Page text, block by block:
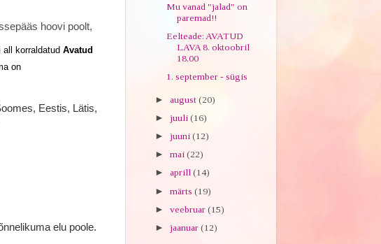
hoovi poolt,
all korraldatud Avatud
on
Eestis, Lätis,
elu poole.
Mu vanad "jalad" on
paremad!!
Eelteade: AVATUD
LAVA 8. oktoobril
18.00
1. september - sügis
► august (20)
► juuli (16)
► juuni (12)
► mai (22)
► aprill (14)
► märts (19)
► veebruar (15)
► jaanuar (12)